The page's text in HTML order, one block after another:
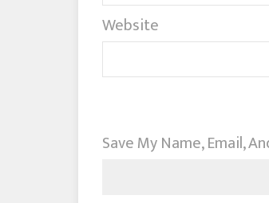
Website
Save My Name, Email,